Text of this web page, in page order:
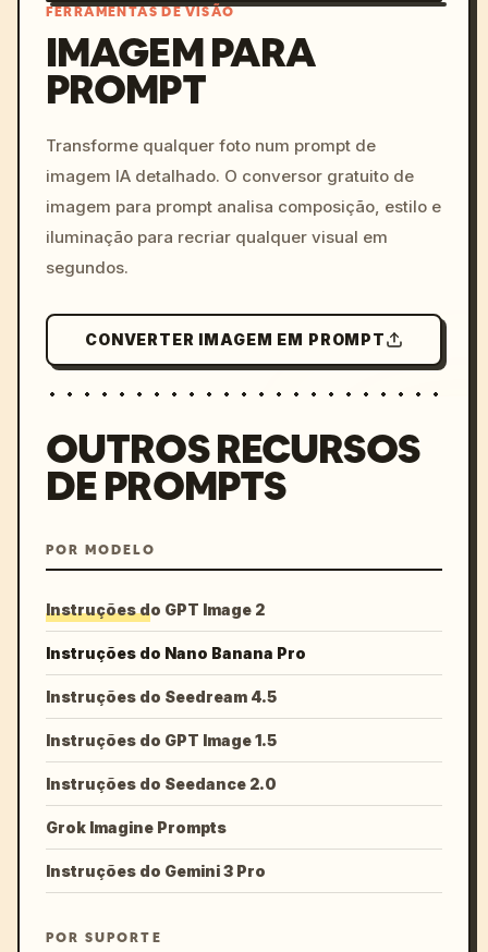
colors, 8k --v 6.0
FERRAMENTAS DE VISÃO
IMAGEM PARA
PROMPT
Transforme qualquer foto num prompt de
imagem IA detalhado. O conversor gratuito de
imagem para prompt analisa composição, estilo e
iluminação para recriar qualquer visual em
segundos.
CONVERTER IMAGEM EM PROMPT
OUTROS RECURSOS
DE PROMPTS
POR MODELO
Instruções do GPT Image 2
Instruções do Nano Banana Pro
Instruções do Seedream 4.5
Instruções do GPT Image 1.5
Instruções do Seedance 2.0
Grok Imagine Prompts
Instruções do Gemini 3 Pro
POR SUPORTE